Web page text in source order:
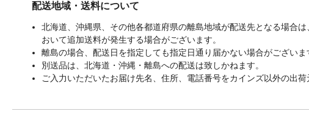
配送地域・送料について
北海道、沖縄県、その他各都道府県の離島地域が配送先となる場合
おいて追加送料が発生する場合がございます。
離島の場合、配送日を指定しても指定日通り届かない場合がございま
別送品は、北海道・沖縄・離島への配送は致しかねます。
ご入力いただいたお届け先名、住所、電話番号をカインズ以外の出